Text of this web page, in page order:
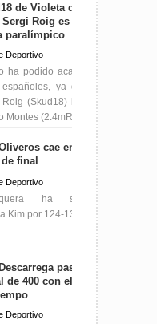
de Violeta del
Roig es
paralímpico
Deportivo
ha podido acabar
ya que
(Skud18) han
Montes (2.4mR)
cae en
final
Deportivo
ha sido
Kim por 124-133
pasa
de 400 con el
Deportivo